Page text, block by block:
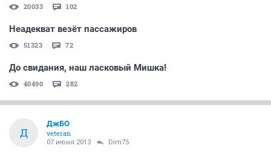
20033 102
Неадекват везёт пассажиров
51323 72
До свидания, наш ласковый Мишка!
40490 282
Д
ДжБО
veteran
07 июня 2013 Dim75